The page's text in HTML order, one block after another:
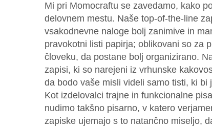
Mi pri Momocraftu se zavedamo, kako
delovnem mestu. Naše top-of-the-line
vsakodnevne naloge bolj zanimive in
pravokotni listi papirja; oblikovani so za
človeku, da postane bolj organizirano.
zapisi, ki so narejeni iz vrhunske
da bodo vaše misli videli samo tisti, ki bi
Kot izdelovalci trajne in funkcionalne
nudimo takšno pisarno, v katero
zapiske ujemajo s to natančno miseljo,